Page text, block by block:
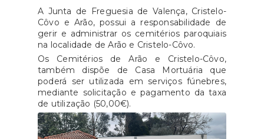
A Junta de Freguesia de Valença, Cristelo-
Côvo e Arão, possui a responsabilidade de
gerir e administrar os cemitérios paroquiais
na localidade de Arão e Cristelo-Côvo.
Os Cemitérios de Arão e Cristelo-Côvo,
também dispõe de Casa Mortuária que
poderá ser utilizada em serviços fúnebres,
mediante solicitação e pagamento da taxa
de utilização (50,00€).